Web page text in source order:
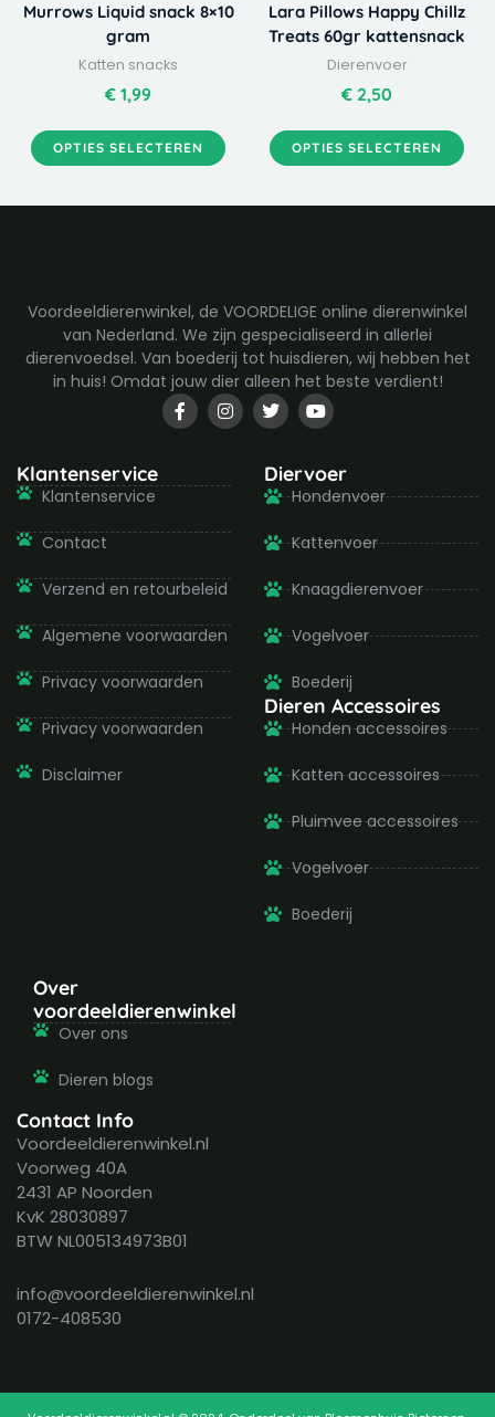
Murrows Liquid snack 8×10
gram
Katten snacks
€ 1,99
OPTIES SELECTEREN
meerdere
variaties.
Deze
optie
gekozen
worden
Lara Pillows Happy Chillz
Treats 60gr kattensnack
Dierenvoer
€ 2,50
OPTIES SELECTEREN
meerdere
variaties.
Deze
optie
gekozen
worden
Voordeeldierenwinkel, de VOORDELIGE online dierenwinkel
van Nederland. We zijn gespecialiseerd in allerlei
dierenvoedsel. Van boederij tot huisdieren, wij hebben het
in huis! Omdat jouw dier alleen het beste verdient!
F
a
c
o
I
n
s
g
T
w
i
t
e
r
Y
o
u
u
b
e
Klantenservice
Klantenservice
Contact
Verzend en retourbeleid
Algemene voorwaarden
Privacy voorwaarden
Privacy voorwaarden
Disclaimer
Diervoer
Hondenvoer
Kattenvoer
Knaagdierenvoer
Vogelvoer
Boederij
Dieren Accessoires
Honden accessoires
Katten accessoires
Pluimvee accessoires
Vogelvoer
Boederij
Over
voordeeldierenwinkel
Over ons
Dieren blogs
Contact Info
Voordeeldierenwinkel.nl
Voorweg 40A
2431 AP Noorden
KvK 28030897
BTW NL005134973B01
info@voordeeldierenwinkel.nl
0172-408530